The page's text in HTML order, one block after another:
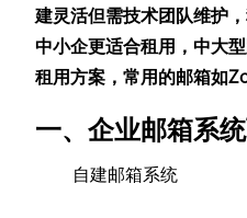
建灵活但需技术团队维护
中小企更适合租用，中大
租用方案，常用的邮箱如
一、企业邮箱系
自建邮箱系统